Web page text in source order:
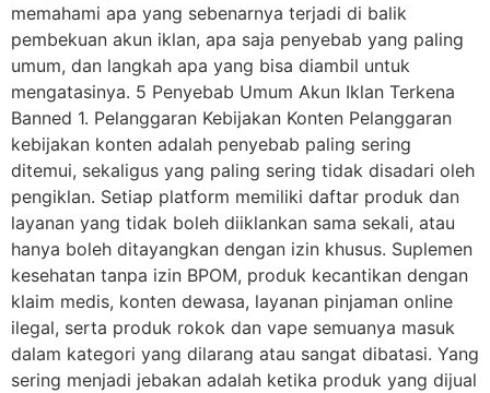
memahami apa yang sebenarnya terjadi di balik
pembekuan akun iklan, apa saja penyebab yang paling
umum, dan langkah apa yang bisa diambil untuk
mengatasinya. 5 Penyebab Umum Akun Iklan Terkena
Banned 1. Pelanggaran Kebijakan Konten Pelanggaran
kebijakan konten adalah penyebab paling sering
ditemui, sekaligus yang paling sering tidak disadari oleh
pengiklan. Setiap platform memiliki daftar produk dan
layanan yang tidak boleh diiklankan sama sekali, atau
hanya boleh ditayangkan dengan izin khusus. Suplemen
kesehatan tanpa izin BPOM, produk kecantikan dengan
klaim medis, konten dewasa, layanan pinjaman online
ilegal, serta produk rokok dan vape semuanya masuk
dalam kategori yang dilarang atau sangat dibatasi. Yang
sering menjadi jebakan adalah ketika produk yang dijual